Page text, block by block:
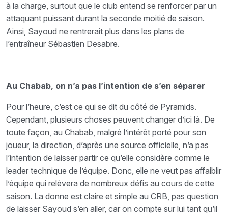
à la charge, surtout que le club entend se renforcer par un
attaquant puissant durant la seconde moitié de saison.
Ainsi, Sayoud ne rentrerait plus dans les plans de
l’entraîneur Sébastien Desabre.
Au Chabab, on n’a pas l’intention de s’en séparer
Pour l’heure, c’est ce qui se dit du côté de Pyramids.
Cependant, plusieurs choses peuvent changer d’ici là. De
toute façon, au Chabab, malgré l’intérêt porté pour son
joueur, la direction, d’après une source officielle, n’a pas
l’intention de laisser partir ce qu’elle considère comme le
leader technique de l’équipe. Donc, elle ne veut pas affaiblir
l’équipe qui relèvera de nombreux défis au cours de cette
saison. La donne est claire et simple au CRB, pas question
de laisser Sayoud s’en aller, car on compte sur lui tant qu’il